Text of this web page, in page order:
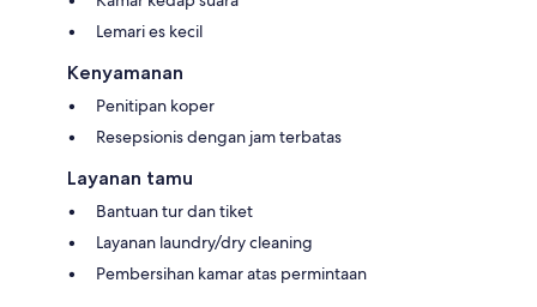
Lemari es kecil
Kenyamanan
Penitipan koper
Resepsionis dengan jam terbatas
Layanan tamu
Bantuan tur dan tiket
Layanan laundry/dry cleaning
Pembersihan kamar atas permintaan